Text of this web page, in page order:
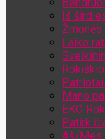
Iš
Žmonės
Laiko
Mano
EKO
Patirk
Aš/Mes